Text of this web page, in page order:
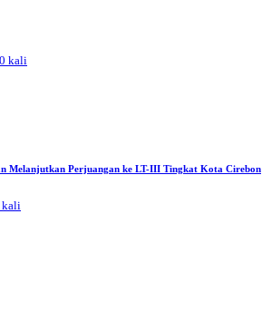
kali
Melanjutkan Perjuangan ke LT-III Tingkat Kota Cirebon
kali